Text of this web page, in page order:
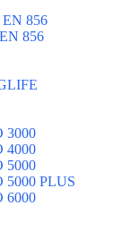
856
856
3000
4000
5000
5000 PLUS
6000